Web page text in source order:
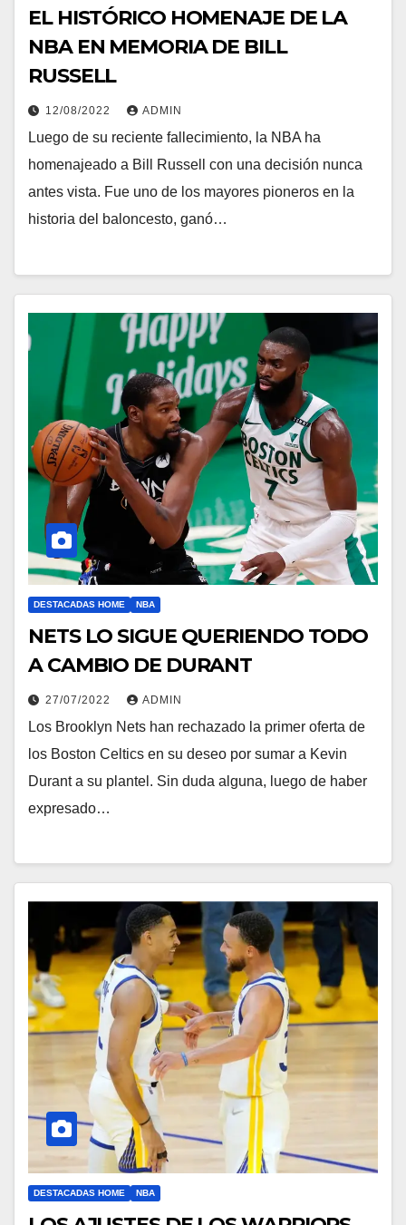
EL HISTÓRICO HOMENAJE DE LA
NBA EN MEMORIA DE BILL
RUSSELL
12/08/2022 ADMIN
Luego de su reciente fallecimiento, la NBA ha
homenajeado a Bill Russell con una decisión nunca
antes vista. Fue uno de los mayores pioneros en la
historia del baloncesto, ganó…
DESTACADAS HOME NBA
NETS LO SIGUE QUERIENDO TODO
A CAMBIO DE DURANT
27/07/2022 ADMIN
Los Brooklyn Nets han rechazado la primer oferta de
los Boston Celtics en su deseo por sumar a Kevin
Durant a su plantel. Sin duda alguna, luego de haber
expresado…
DESTACADAS HOME NBA